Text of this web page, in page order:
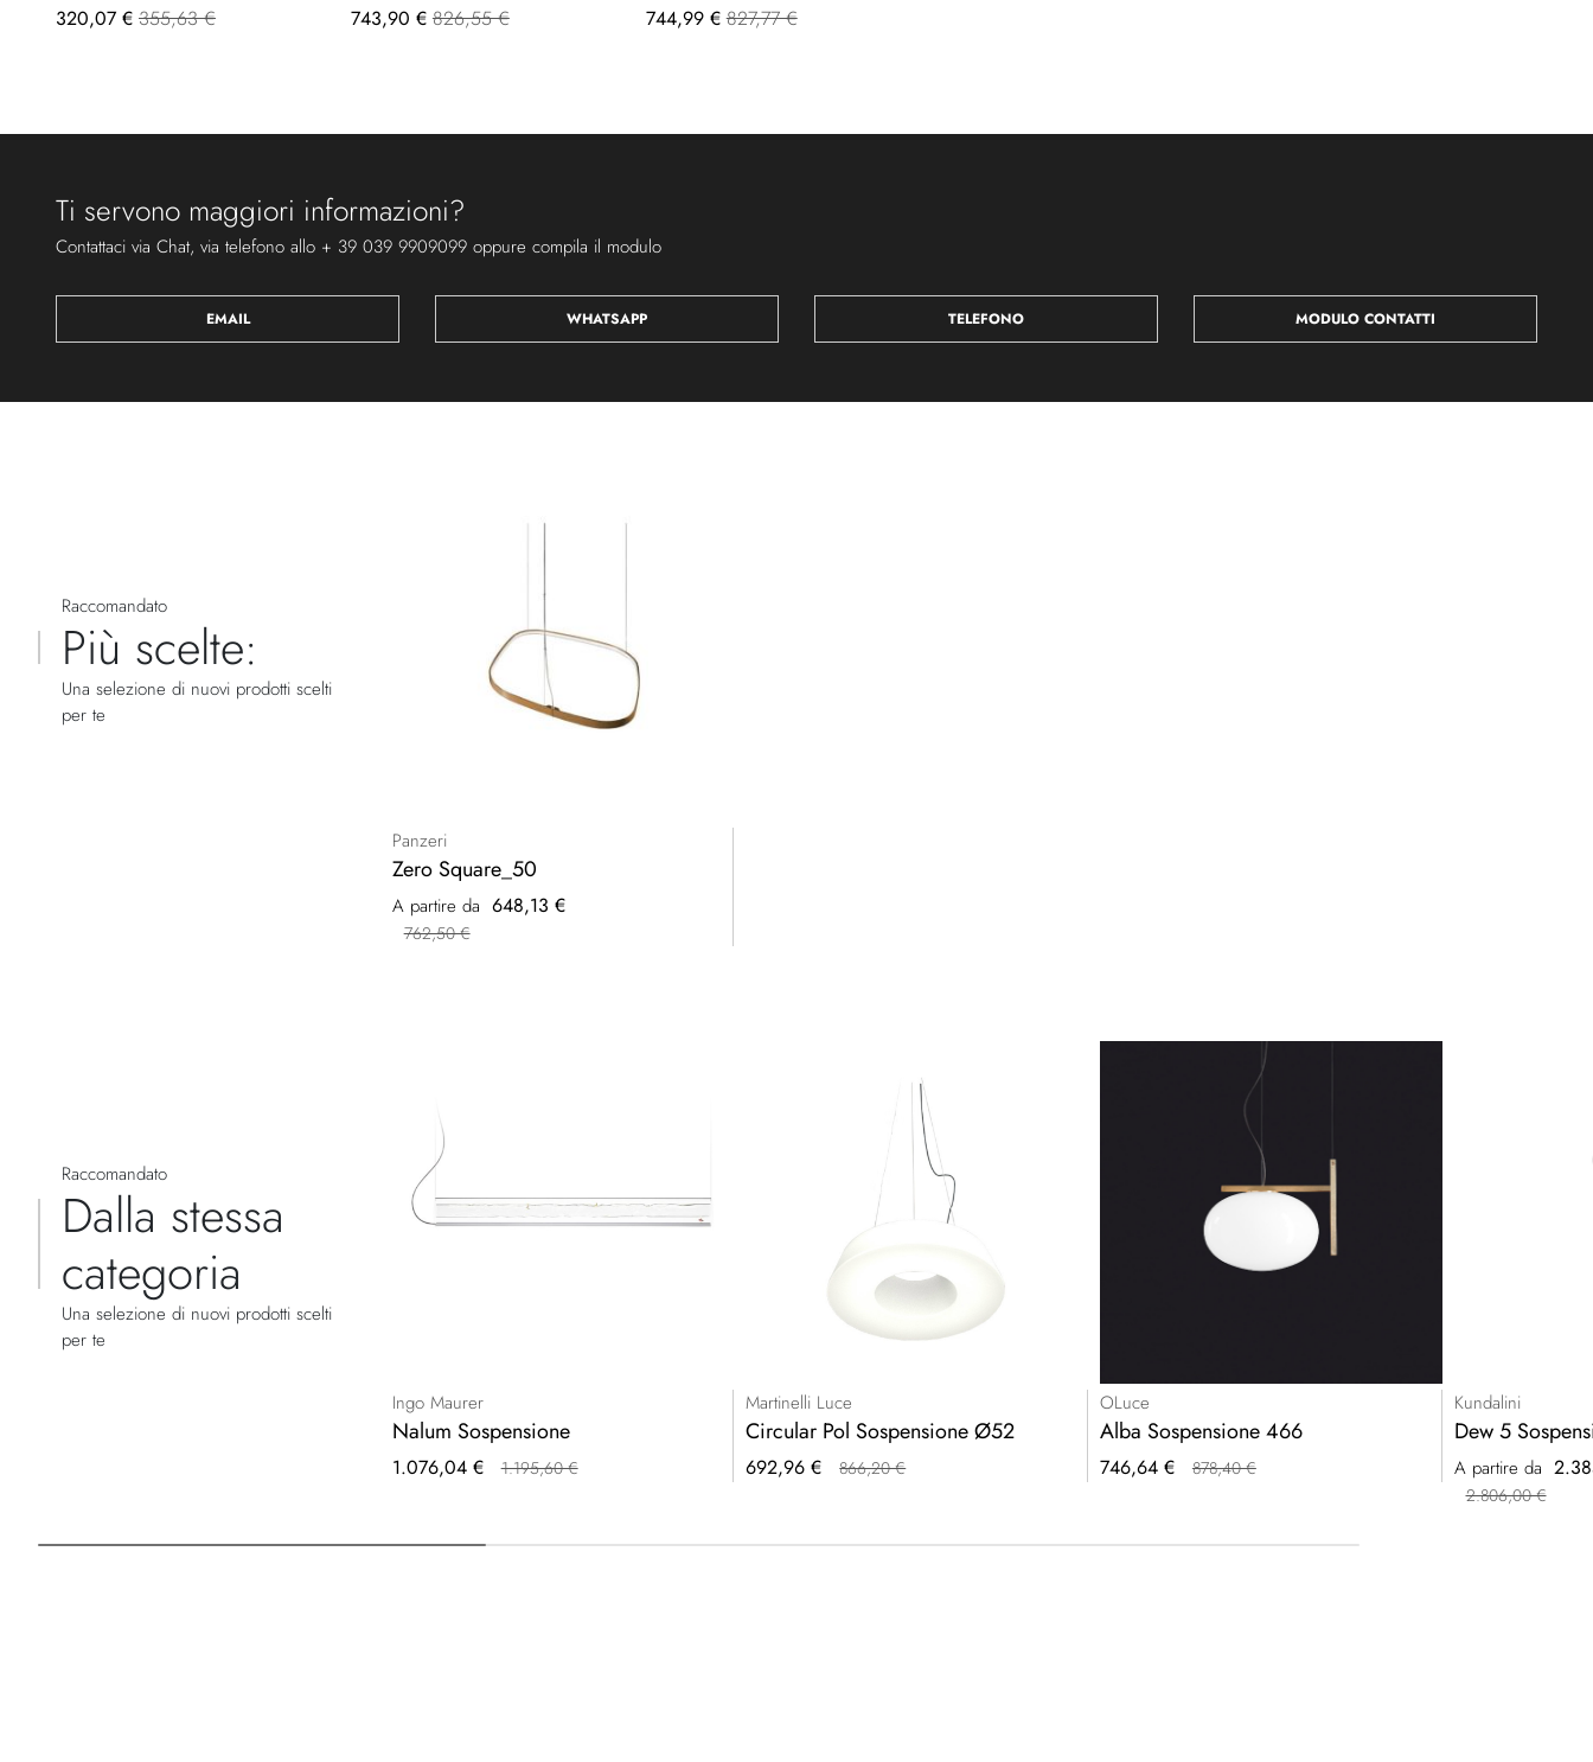
A
320,07 € 355,63 €
A
743,90 € 826,55 €
A
744,99 € 827,77 €
Ti servono maggiori informazioni?
Contattaci via Chat, via telefono allo + 39 039 9909099 oppure compila il modulo
EMAIL WHATSAPP TELEFONO MODULO CONTATTI
Raccomandato
Più scelte:
Una selezione di nuovi prodotti scelti
per te
Panzeri
Zero Square_50
A partire da 648,13 €
762,50 €
Raccomandato
Dalla stessa
categoria
Una selezione di nuovi prodotti scelti
per te
Ingo Maurer
Nalum Sospensione
Prezzo
1.076,04 € 1.195,60 €
Martinelli Luce
Circular Pol Sospensione Ø52
Prezzo
692,96 € 866,20 €
OLuce
Alba Sospensione 466
Prezzo
746,64 € 878,40 €
Kundalini
Dew 5
A partire da
2.806,00 €